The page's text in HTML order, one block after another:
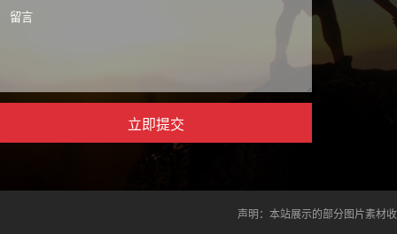
声明：本站展示的部分图片素材